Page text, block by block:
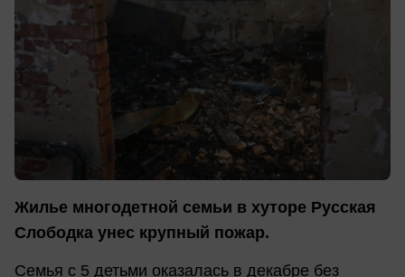
Жилье многодетной семьи в хуторе Русская
Слободка унес крупный пожар.
Семья с 5 детьми оказалась в декабре без